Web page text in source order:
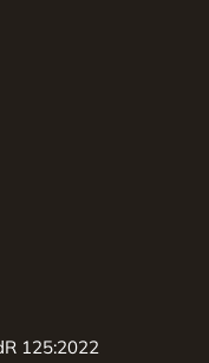
125:2022